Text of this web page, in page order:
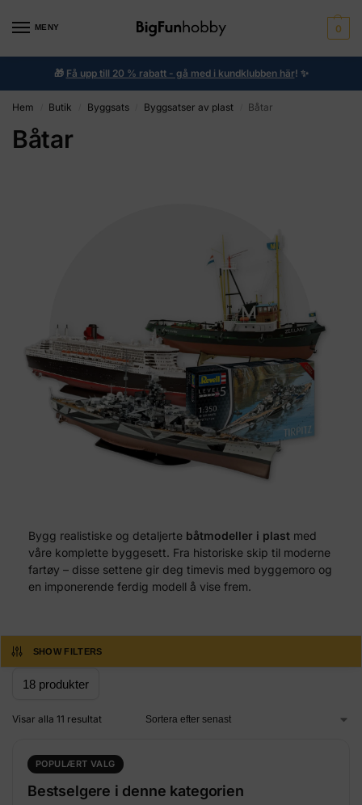
MENY 0
🎁 Få upp till 20 % rabatt - gå med i kundklubben här! ✨
Hem Butik Byggsats Byggsatser av plast Båtar
Båtar
Bygg realistiske og detaljerte båtmodeller i plast med
våre komplette byggesett. Fra historiske skip til moderne
fartøy – disse settene gir deg timevis med byggemoro og
en imponerende ferdig modell å vise frem.
SHOW FILTERS
Visar alla 11 resultat
POPULÆRT VALG
Bestselgere i denne kategorien